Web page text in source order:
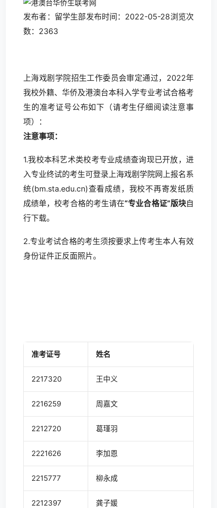
发布者：留学生部发布时间：2022-05-28浏览次
数：2363
上海戏剧学院招生工作委员会审定通过，2022年
我校外籍、华侨及港澳台本科入学专业考试合格考
生的准考证号公布如下（请考生仔细阅读注意事
项）：
注意事项：
1.我校本科艺术类校考专业成绩查询现已开放，进
入专业终试的考生可登录上海戏剧学院网上报名系
统(bm.sta.edu.cn)查看成绩，我校不再寄发纸质
成绩单，校考合格的考生请在“专业合格证”版块自
行下载。
2.专业考试合格的考生须按要求上传考生本人有效
身份证件正反面照片。
准考证号 姓名
2217320 王中义
2216259 周嘉文
2212720 葛瑾羽
2221626 李加恩
2215777 柳永成
2212397 龚子媛